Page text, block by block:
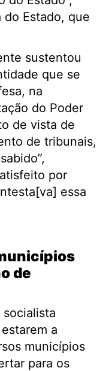
do Estado, que
sustentou
que se
na
do Poder
de vista de
de tribunais,
por
essa
de
a
municípios
para os